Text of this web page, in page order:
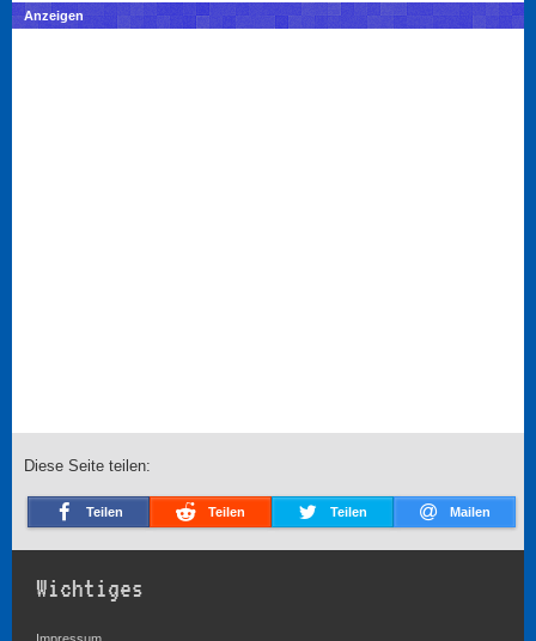
Anzeigen
Diese Seite teilen:
Teilen Teilen Teilen Mailen
Wichtiges